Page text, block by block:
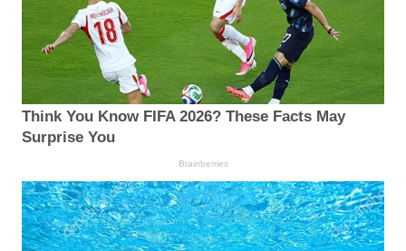
Think You Know FIFA 2026? These Facts May
Surprise You
Brainberries